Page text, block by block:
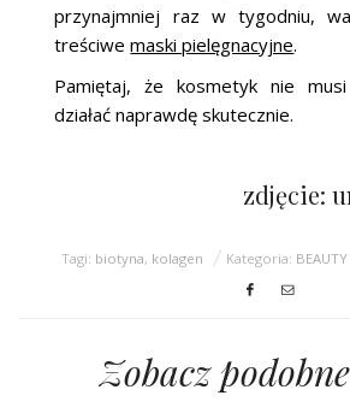
przynajmniej raz w tygodniu,
treściwemaski pielęgnacyjne.
Pamiętaj, że kosmetyk nie
działać naprawdę skutecznie.
zdjęcie:
Tagi: biotyna, kolagen Kategoria:
Zobacz